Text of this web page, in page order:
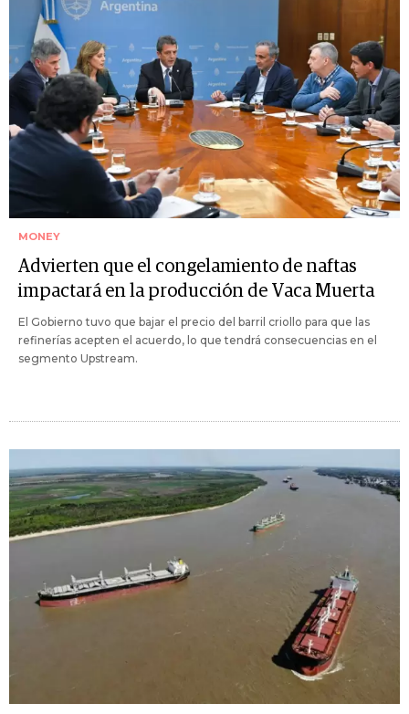
MONEY
Advierten que el congelamiento de naftas
impactará en la producción de Vaca Muerta
El Gobierno tuvo que bajar el precio del barril criollo para que las
refinerías acepten el acuerdo, lo que tendrá consecuencias en el
segmento Upstream.